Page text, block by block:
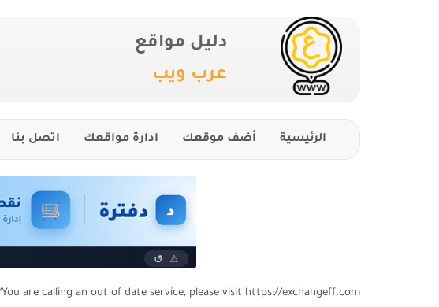
دليل مواقع
عرب ويب
الرئيسية أضف موقعك ادارة مواقعك اتصل بنا
You are calling an out of date service, please visit https://exchangeff.com/